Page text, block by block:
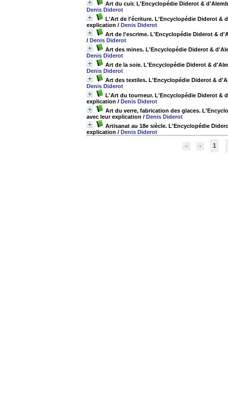
Art du cuir. L'Encyclopédie Diderot &
Denis Diderot
L'Art de l'écriture. L'Encyclopédie Diderot &
explication / Denis Diderot
Art de l'escrime. L'Encyclopédie Diderot &
/ Denis Diderot
Art des mines. L'Encyclopédie Diderot &
Denis Diderot
Art de la soie. L'Encyclopédie Diderot &
Denis Diderot
Art des textiles. L'Encyclopédie Diderot &
Denis Diderot
L'Art du tourneur. L'Encyclopédie Diderot &
explication / Denis Diderot
Art du verre, fabrication des glaces.
avec leur explication / Denis Diderot
Artisanat au 18e siècle. L'Encyclopédie
explication / Denis Diderot
1